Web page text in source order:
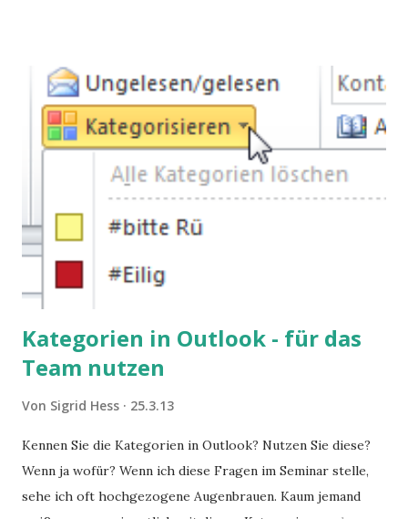
Kategorien in Outlook - für das
Team nutzen
Von Sigrid Hess 25.3.13
Kennen Sie die Kategorien in Outlook? Nutzen Sie diese?
Wenn ja wofür? Wenn ich diese Fragen im Seminar stelle,
sehe ich oft hochgezogene Augenbrauen. Kaum jemand